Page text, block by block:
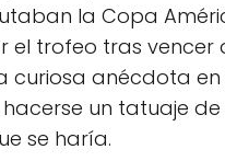
la Copa
trofeo tras vencer
anécdota en
un tatuaje de
se haría.